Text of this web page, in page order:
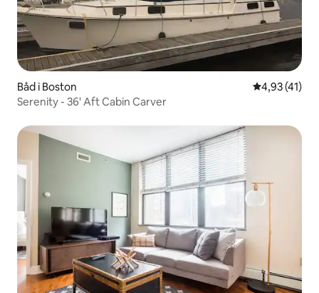
Båd i Boston 4,93 ud af 5
4,93 (41)
Serenity - 36' Aft Cabin Carver